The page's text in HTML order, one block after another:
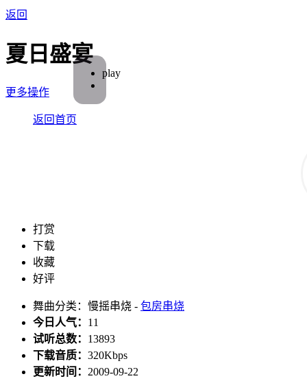
返回
夏日盛宴
更多操作
返回首页
打赏
下载
收藏
好评
舞曲分类：慢摇串烧 - 包房串烧
今日人气： 11
试听总数： 13893
下载音质： 320Kbps
更新时间： 2009-09-22
play